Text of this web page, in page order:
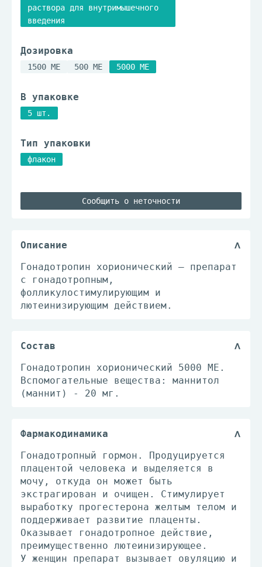
раствора для внутримышечного
введения
Дозировка
1500 МЕ 500 МЕ 5000 МЕ
В упаковке
5 шт.
Тип упаковки
флакон
Сообщить о неточности
Описание
Гонадотропин хорионический – препарат
с гонадотропным,
фолликулостимулирующим и
лютеинизирующим действием.
Состав
Гонадотропин хорионический 5000 МЕ.
Вспомогательные вещества: маннитол
(маннит) - 20 мг.
Фармакодинамика
Гонадотропный гормон. Продуцируется
плацентой человека и выделяется в
мочу, откуда он может быть
экстрагирован и очищен. Стимулирует
выработку прогестерона желтым телом и
поддерживает развитие плаценты.
Оказывает гонадотропное действие,
преимущественно лютеинизирующее.
У женщин препарат вызывает овуляцию и